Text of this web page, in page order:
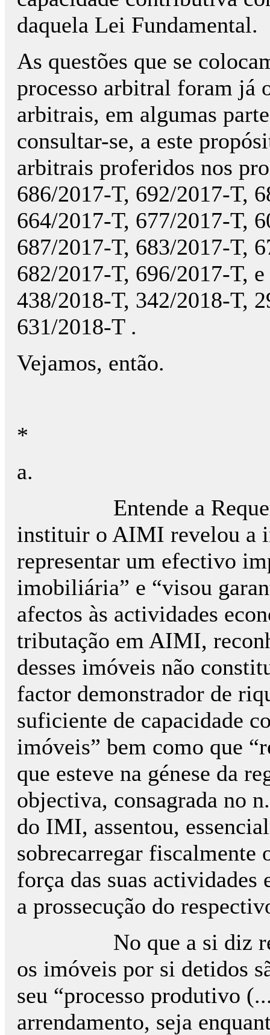
daquela Lei Fundamental.
As questões que se
processo arbitral foram já
arbitrais, em algumas
consultar-se, a este
arbitrais proferidos nos
686/2017-T, 692/2017-T,
664/2017-T, 677/2017-T,
687/2017-T, 683/2017-T,
682/2017-T, 696/2017-T,
438/2018-T, 342/2018-T,
631/2018-T .
Vejamos, então.
*
a.
Entende a
instituir o AIMI revelou a
representar um efectivo
imobiliária” e “visou
afectos às actividades
tributação em AIMI,
desses imóveis não
factor demonstrador de
suficiente de capacidade
imóveis” bem como que
que esteve na génese da
objectiva, consagrada no
do IMI, assentou,
sobrecarregar fiscalmente
força das suas
a prossecução do
No que a si diz
os imóveis por si detidos
seu “processo produtivo
arrendamento, seja